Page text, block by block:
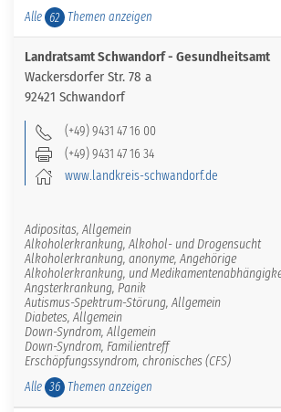
Alle 62 Themen anzeigen
Landratsamt Schwandorf - Gesundheitsamt
Wackersdorfer Str. 78 a
92421 Schwandorf
(+49) 9431 47 16 00
(+49) 9431 47 16 34
www.landkreis-schwandorf.de
Adipositas, Allgemein
Alkoholerkrankung, Alkohol- und Drogensucht
Alkoholerkrankung, anonyme, Angehörige
Alkoholerkrankung, und
Angsterkrankung, Panik
Autismus-Spektrum-Störung, Allgemein
Diabetes, Allgemein
Down-Syndrom, Allgemein
Down-Syndrom, Familientreff
Erschöpfungssyndrom, chronisches (CFS)
Alle 36 Themen anzeigen